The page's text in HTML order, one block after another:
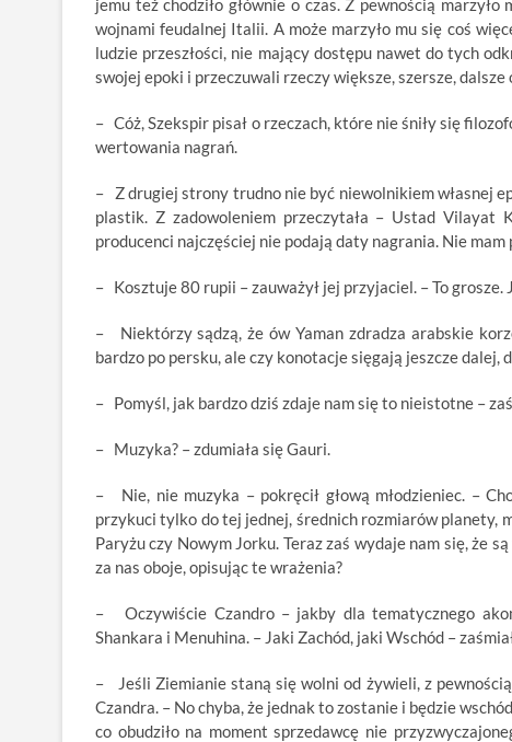
jemu też chodziło głównie o czas. Z pewnością
wojnami feudalnej Italii. A może marzyło mu się coś
ludzie przeszłości, nie mający dostępu nawet do tych
swojej epoki i przeczuwali rzeczy większe, szersze, dalsze
– Cóż, Szekspir pisał o rzeczach, które nie śniły się
wertowania nagrań.
– Z drugiej strony trudno nie być niewolnikiem własnej
plastik. Z zadowoleniem przeczytała – Ustad Vilayat
producenci najczęściej nie podają daty nagrania. Nie
– Kosztuje 80 rupii – zauważył jej przyjaciel. – To
– Niektórzy sądzą, że ów Yaman zdradza arabskie
bardzo po persku, ale czy konotacje sięgają jeszcze dalej,
– Pomyśl, jak bardzo dziś zdaje nam się to nieistotne –
– Muzyka? – zdumiała się Gauri.
– Nie, nie muzyka – pokręcił głową młodzieniec. –
przykuci tylko do tej jednej, średnich rozmiarów planety,
Paryżu czy Nowym Jorku. Teraz zaś wydaje nam się, że
za nas oboje, opisując te wrażenia?
– Oczywiście Czandro – jakby dla tematycznego
Shankara i Menuhina. – Jaki Zachód, jaki Wschód –
– Jeśli Ziemianie staną się wolni od żywieli, z
Czandra. – No chyba, że jednak to zostanie i będzie
co obudziło na moment sprzedawcę nie